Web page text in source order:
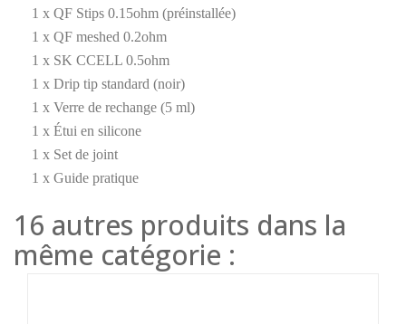
1 x QF Stips 0.15ohm (préinstallée)
1 x QF meshed 0.2ohm
1 x SK CCELL 0.5ohm
1 x Drip tip standard (noir)
1 x Verre de rechange (5 ml)
1 x Étui en silicone
1 x Set de joint
1 x Guide pratique
16 autres produits dans la
même catégorie :